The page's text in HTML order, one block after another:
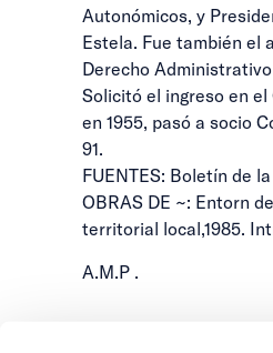
Autonómicos, y
Estela. Fue también el
Derecho
Solicitó el ingreso en el
en 1955, pasó a socio
91.
FUENTES: Boletín de
OBRAS DE ~: Entorn
territorial local,1985.
A.M.P .